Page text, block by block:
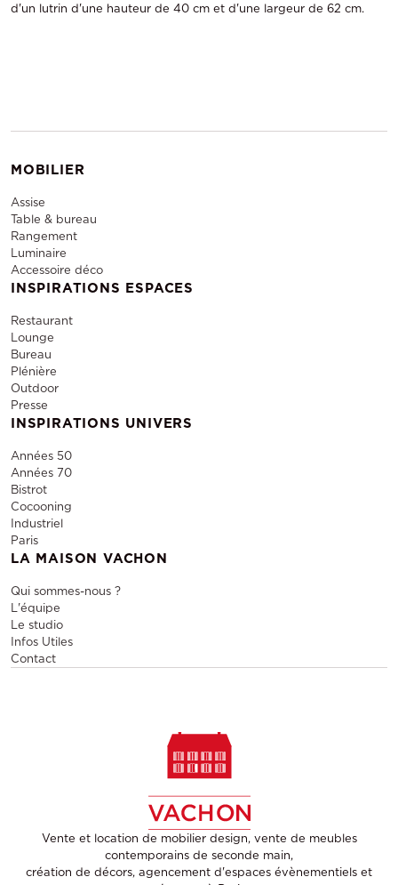
d'un lutrin d'une hauteur de 40 cm et d'une largeur de 62 cm.
MOBILIER
Assise
Table & bureau
Rangement
Luminaire
Accessoire déco
INSPIRATIONS ESPACES
Restaurant
Lounge
Bureau
Plénière
Outdoor
Presse
INSPIRATIONS UNIVERS
Années 50
Années 70
Bistrot
Cocooning
Industriel
Paris
LA MAISON VACHON
Qui sommes-nous ?
L'équipe
Le studio
Infos Utiles
Contact
Vente et location de mobilier design, vente de meubles
contemporains de seconde main,
création de décors, agencement d'espaces évènementiels et